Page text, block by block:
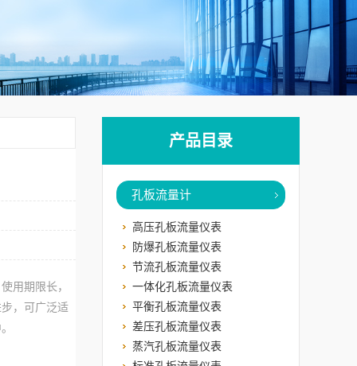
产品目录
孔板流量计
高压孔板流量仪表
防爆孔板流量仪表
节流孔板流量仪表
一体化孔板流量仪表
平衡孔板流量仪表
差压孔板流量仪表
蒸汽孔板流量仪表
用期限长，
，可广泛适